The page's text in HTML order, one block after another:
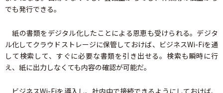
でも発行できる。
紙の書類をデジタル化したことによる恩恵も受けられる。デジタ
ル化してクラウドストレージに保管しておけば、ビジネスWi-Fiを通
して検索して、すぐに必要な書類を引き出せる。検索も瞬時に行
え、紙に出力しなくても内容の確認が可能だ。